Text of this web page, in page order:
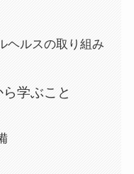
ヘルスの取り組み
学ぶこと